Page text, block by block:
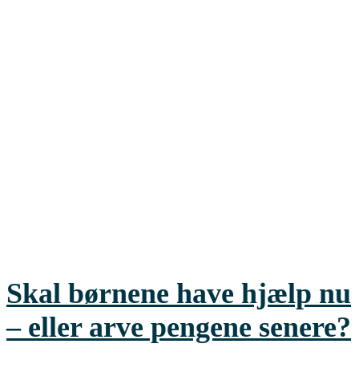
Skal børnene have hjælp nu
– eller arve pengene senere?